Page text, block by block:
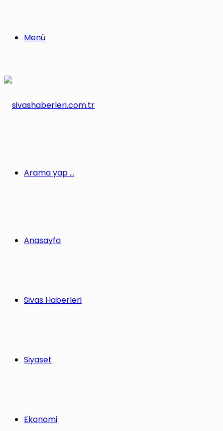
Menü
Arama yap ...
Anasayfa
Sivas Haberleri
Siyaset
Ekonomi